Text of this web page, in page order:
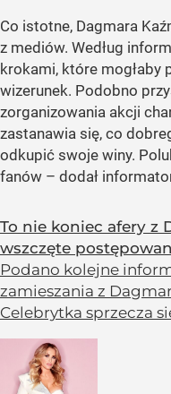
Co istotne, Dagmara
z mediów. Według
krokami, które mogłaby
wizerunek. Podobno
zorganizowania akcji
zastanawia się, co
odkupić swoje winy.
fanów – dodał
To nie koniec afery z
wszczęte
Podano kolejne
zamieszania z
Celebrytka sprzecza